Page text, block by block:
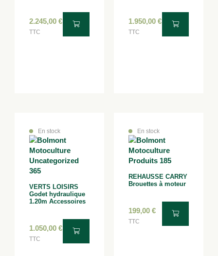
2.245,00 €
TTC
1.950,00 €
TTC
En stock
VERTS LOISIRS
Godet hydraulique
1.20m Accessoires
1.050,00 €
TTC
En stock
REHAUSSE CARRY
Brouettes à moteur
199,00 €
TTC